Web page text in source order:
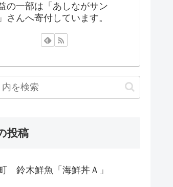
の一部は「あしながサン
さんへ寄付しています。
投稿
鈴木鮮魚「海鮮丼Ａ」